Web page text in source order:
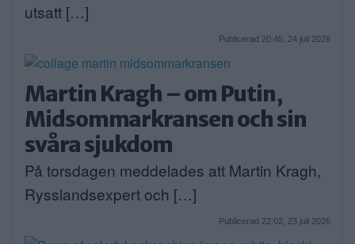
utsatt […]
Publicerad 20:45, 24 juli 2026
Martin Kragh – om Putin,
Midsommarkransen och sin
svåra sjukdom
På torsdagen meddelades att Martin Kragh,
Rysslandsexpert och […]
Publicerad 22:02, 23 juli 2026